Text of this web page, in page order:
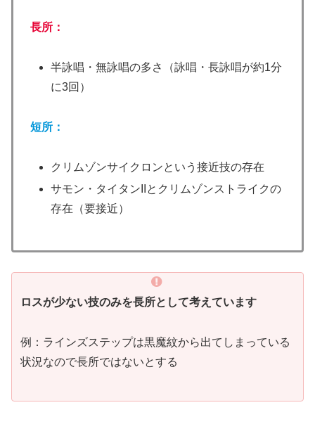
長所：
半詠唱・無詠唱の多さ（詠唱・長詠唱が約1分
に3回）
短所：
クリムゾンサイクロンという接近技の存在
サモン・タイタンIIとクリムゾンストライクの
存在（要接近）
ロスが少ない技のみを長所として考えています
例：ラインズステップは黒魔紋から出てしまっている
状況なので長所ではないとする